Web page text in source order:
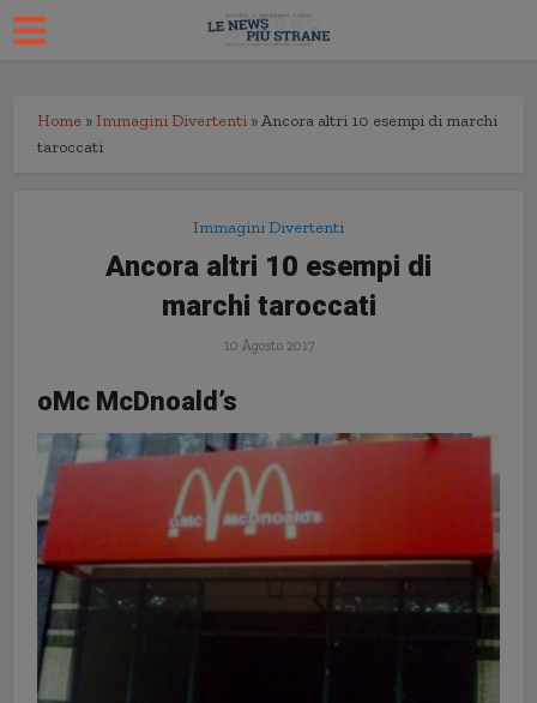
Home » Immagini Divertenti »Ancora altri 10 esempi di marchi
taroccati
Immagini Divertenti
Ancora altri 10 esempi di
marchi taroccati
10 Agosto 2017
oMc McDnoald’s